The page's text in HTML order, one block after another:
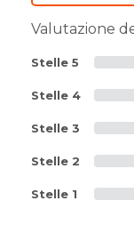
Valutazione
Stelle 5
Stelle 4
Stelle 3
Stelle 2
Stelle 1